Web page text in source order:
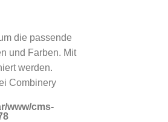
die passende
und Farben. Mit
werden.
Combinery
www/cms-